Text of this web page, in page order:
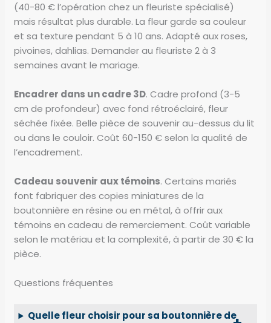
(40-80 € l’opération chez un fleuriste spécialisé)
mais résultat plus durable. La fleur garde sa couleur
et sa texture pendant 5 à 10 ans. Adapté aux roses,
pivoines, dahlias. Demander au fleuriste 2 à 3
semaines avant le mariage.
Encadrer dans un cadre 3D. Cadre profond (3-5
cm de profondeur) avec fond rétroéclairé, fleur
séchée fixée. Belle pièce de souvenir au-dessus du lit
ou dans le couloir. Coût 60-150 € selon la qualité de
l’encadrement.
Cadeau souvenir aux témoins. Certains mariés
font fabriquer des copies miniatures de la
boutonnière en résine ou en métal, à offrir aux
témoins en cadeau de remerciement. Coût variable
selon le matériau et la complexité, à partir de 30 € la
pièce.
Questions fréquentes
Quelle fleur choisir pour sa boutonnière de